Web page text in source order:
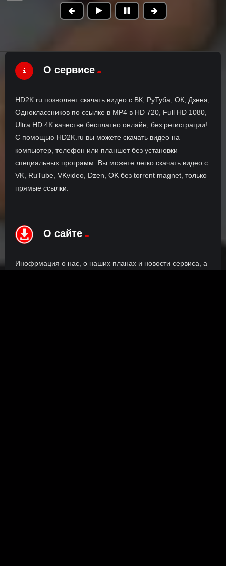
О сервисе
HD2K.ru позволяет скачать видео с ВК, РуТуба, ОК, Дзена,
Одноклассников по ссылке в MP4 в HD 720, Full HD 1080,
Ultra HD 4K качестве бесплатно онлайн, без регистрации!
С помощью HD2K.ru вы можете скачать видео на
компьютер, телефон или планшет без установки
специальных программ. Вы можете легко скачать видео с
VK, RuTube, VKvideo, Dzen, OK без torrent magnet, только
прямые ссылки.
О сайте
Инофрмация о нас, о наших планах и новости сервиса, а